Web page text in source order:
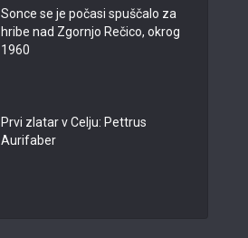
Sonce se je počasi spuščalo za
hribe nad Zgornjo Rečico, okrog
1960
Prvi zlatar v Celju: Pettrus
Aurifaber